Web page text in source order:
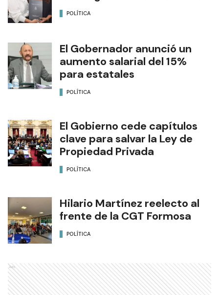
POLÍTICA
El Gobernador anunció un
aumento salarial del 15%
para estatales
POLÍTICA
El Gobierno cede capítulos
clave para salvar la Ley de
Propiedad Privada
POLÍTICA
Hilario Martínez reelecto al
frente de la CGT Formosa
POLÍTICA
Ads